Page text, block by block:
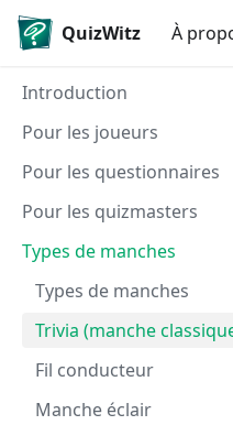
QuizWitz À
Introduction
Pour les joueurs
Pour les questionnaires
Pour les quizmasters
Types de manches
Types de manches
Trivia (manche
Fil conducteur
Manche éclair